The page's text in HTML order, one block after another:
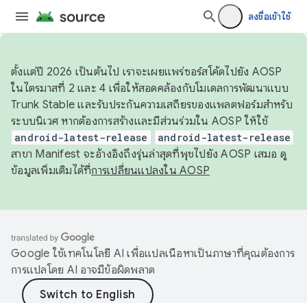
ลงชื่อเข้าใช้
ตั้งแต่ปี 2026 เป็นต้นไป เราจะเผยแพร่ซอร์สโค้ดไปยัง AOSP
ในไตรมาสที่ 2 และ 4 เพื่อให้สอดคล้องกับโมเดลการพัฒนาแบบ
Trunk Stable และรับประกันความเสถียรของแพลตฟอร์มสำหรับ
ระบบนิเวศ หากต้องการสร้างและมีส่วนร่วมใน AOSP ให้ใช้
android-latest-release android-latest-release
สาขา Manifest จะอ้างอิงถึงรุ่นล่าสุดที่พุชไปยัง AOSP เสมอ ดู
ข้อมูลเพิ่มเติมได้ที่การเปลี่ยนแปลงใน AOSP
Google ใช้เทคโนโลยี AI เพื่อแปลเนื้อหาเป็นภาษาที่คุณต้องการ
การแปลโดย AI อาจมีข้อผิดพลาด